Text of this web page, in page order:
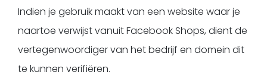
Indien je gebruik maakt van een website waar je
naartoe verwijst vanuit Facebook Shops, dient de
vertegenwoordiger van het bedrijf en domein dit
te kunnen verifiëren.